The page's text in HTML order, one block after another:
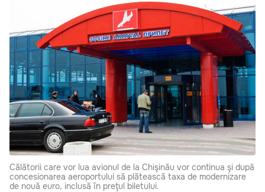
Călătorii care vor lua avionul de la Chişinău vor continua şi după
concesionarea aeroportului să plătească taxa de modernizare
de nouă euro, inclusă în preţul biletului.